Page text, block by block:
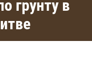
грунту в